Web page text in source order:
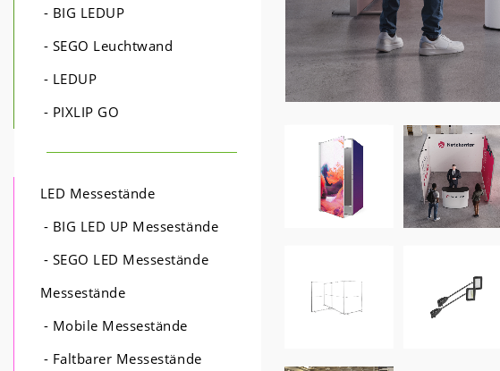
- BIG LEDUP
- SEGO Leuchtwand
- LEDUP
- PIXLIP GO
LED Messestände
- BIG LED UP Messestände
- SEGO LED Messestände
Messestände
- Mobile Messestände
- Faltbarer Messestände